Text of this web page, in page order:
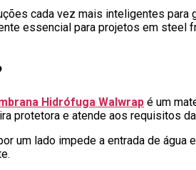
cada vez mais inteligentes
essencial para projetos em steel
Hidrófuga Walwrap é um
protetora e atende aos requisitos
um lado impede a entrada de